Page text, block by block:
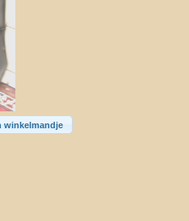
winkelmandje